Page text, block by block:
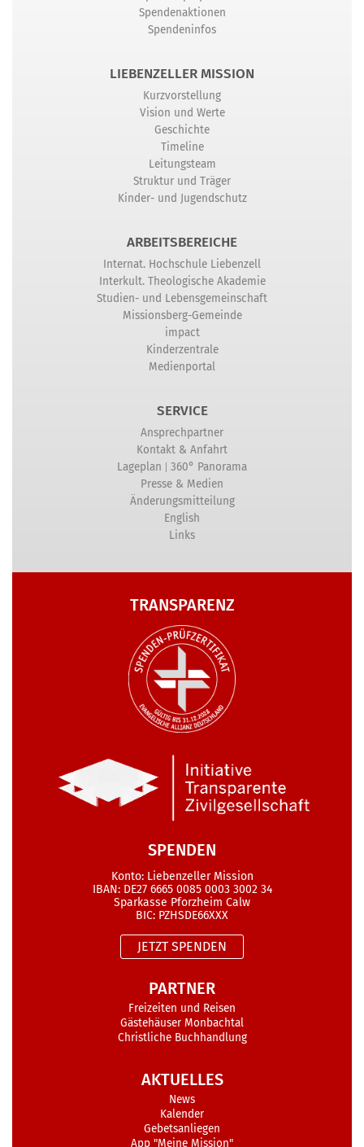
Spendenaktionen
Spendeninfos
LIEBENZELLER MISSION
Kurzvorstellung
Vision und Werte
Geschichte
Timeline
Leitungsteam
Struktur und Träger
Kinder- und Jugendschutz
ARBEITSBEREICHE
Internat. Hochschule Liebenzell
Interkult. Theologische Akademie
Studien- und Lebensgemeinschaft
Missionsberg-Gemeinde
impact
Kinderzentrale
Medienportal
SERVICE
Ansprechpartner
Kontakt & Anfahrt
Lageplan | 360° Panorama
Presse & Medien
Änderungsmitteilung
English
Links
TRANSPARENZ
SPENDEN
Konto: Liebenzeller Mission
IBAN: DE27 6665 0085 0003 3002 34
Sparkasse Pforzheim Calw
BIC: PZHSDE66XXX
JETZT SPENDEN
PARTNER
Freizeiten und Reisen
Gästehäuser Monbachtal
Christliche Buchhandlung
AKTUELLES
News
Kalender
Gebetsanliegen
App "Meine Mission"